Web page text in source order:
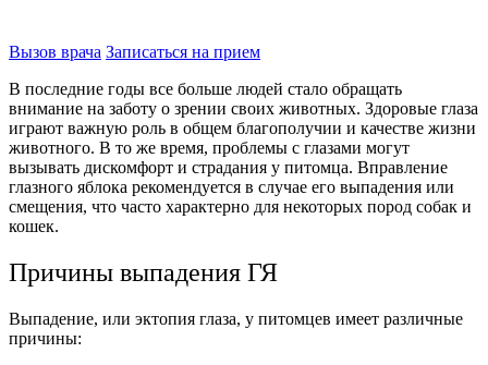
Вызов врача Записаться на прием
В последние годы все больше людей стало обращать
внимание на заботу о зрении своих животных. Здоровые глаза
играют важную роль в общем благополучии и качестве жизни
животного. В то же время, проблемы с глазами могут
вызывать дискомфорт и страдания у питомца. Вправление
глазного яблока рекомендуется в случае его выпадения или
смещения, что часто характерно для некоторых пород собак и
кошек.
Причины выпадения ГЯ
Выпадение, или эктопия глаза, у питомцев имеет различные
причины: